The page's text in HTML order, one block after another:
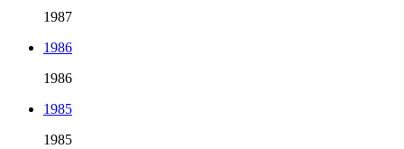
1987
1986
1986
1985
1985